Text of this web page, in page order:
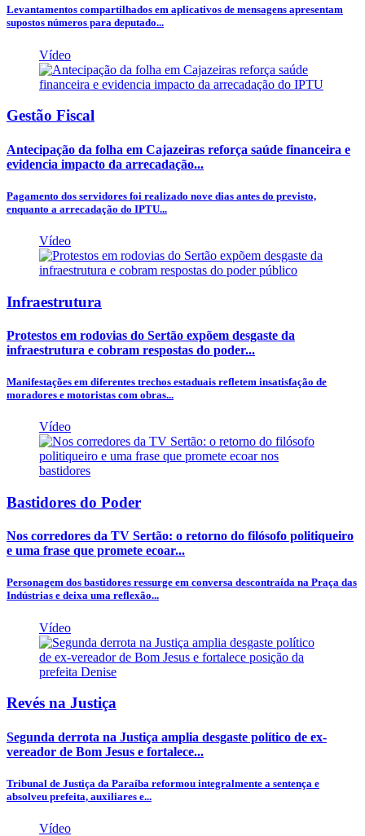
Levantamentos compartilhados em aplicativos de mensagens apresentam
supostos números para deputado...
Vídeo
Gestão Fiscal
Antecipação da folha em Cajazeiras reforça saúde financeira e
evidencia impacto da arrecadação...
Pagamento dos servidores foi realizado nove dias antes do previsto,
enquanto a arrecadação do IPTU...
Vídeo
Infraestrutura
Protestos em rodovias do Sertão expõem desgaste da
infraestrutura e cobram respostas do poder...
Manifestações em diferentes trechos estaduais refletem insatisfação de
moradores e motoristas com obras...
Vídeo
Bastidores do Poder
Nos corredores da TV Sertão: o retorno do filósofo politiqueiro
e uma frase que promete ecoar...
Personagem dos bastidores ressurge em conversa descontraída na Praça das
Indústrias e deixa uma reflexão...
Vídeo
Revés na Justiça
Segunda derrota na Justiça amplia desgaste político de ex-
vereador de Bom Jesus e fortalece...
Tribunal de Justiça da Paraíba reformou integralmente a sentença e
absolveu prefeita, auxiliares e...
Vídeo